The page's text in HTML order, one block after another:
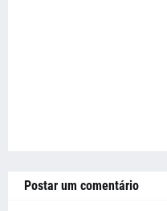
Postar um comentário